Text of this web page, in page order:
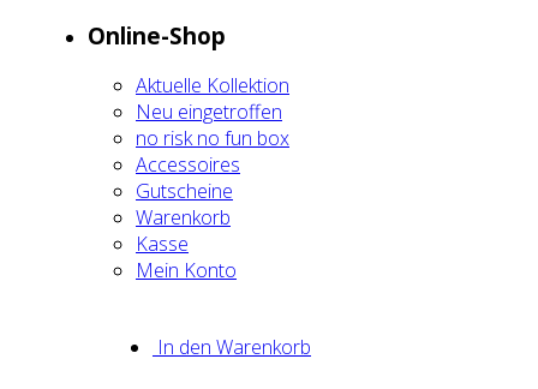
Online-Shop
Aktu­el­le Kol­lek­ti­on
Neu ein­ge­trof­fen
no risk no fun box
Acces­soires
Gut­schei­ne
Waren­korb
Kas­se
Mein Kon­to
In den Warenkorb